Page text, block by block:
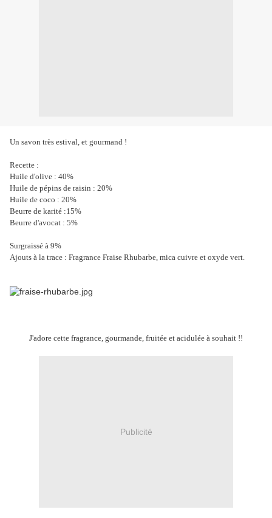
Un savon très estival, et gourmand !
Recette :
Huile d'olive : 40%
Huile de pépins de raisin : 20%
Huile de coco : 20%
Beurre de karité :15%
Beurre d'avocat : 5%
Surgraissé à 9%
Ajouts à la trace : Fragrance Fraise Rhubarbe, mica cuivre et oxyde vert.
J'adore cette fragrance, gourmande, fruitée et acidulée à souhait !!
Publicité